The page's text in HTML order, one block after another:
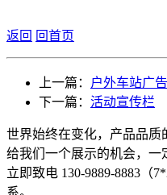
返回 回首页
上一篇：
户外车站广
下一篇： 活动宣传栏
世界始终在变化，产品品质
给我们一个展示的机会，一
立即致电 130-9889-8883（
系。